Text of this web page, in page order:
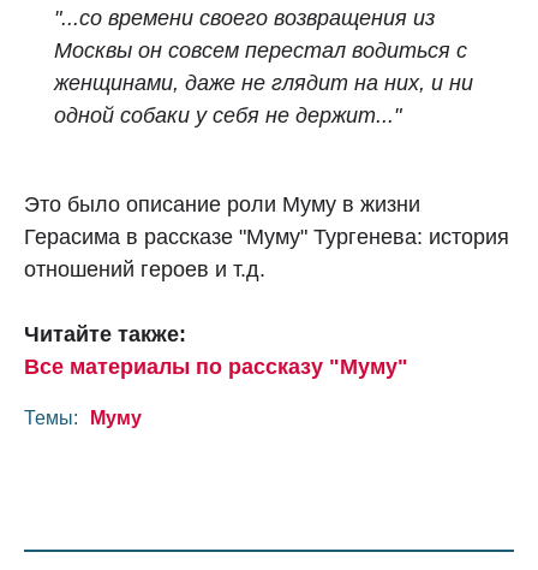
"...со времени своего возвращения из
Москвы он совсем перестал водиться с
женщинами, даже не глядит на них, и ни
одной собаки у себя не держит..."
Это было описание роли Муму в жизни
Герасима в рассказе "Муму" Тургенева: история
отношений героев и т.д.
Читайте также:
Все материалы по рассказу "Муму"
Темы: Муму